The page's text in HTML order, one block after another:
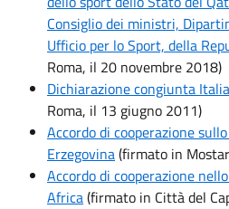
Consiglio dei ministri,
Ufficio per lo Sport, della
Roma, il 20 novembre 2018)
Dichiarazione congiunta
Roma, il 13 giugno 2011)
Accordo di cooperazione
Erzegovina(firmato in
Accordo di cooperazione
Africa(firmato in Città del